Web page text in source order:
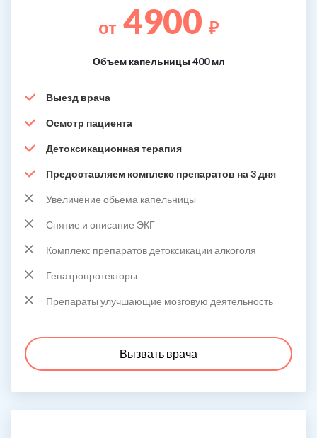
от 4900 ₽
Объем капельницы 400 мл
Выезд врача
Осмотр пациента
Детоксикационная терапия
Предоставляем комплекс препаратов на 3 дня
Увеличение обьема капельницы
Снятие и описание ЭКГ
Комплекс препаратов детоксикации алкоголя
Гепатропротекторы
Препараты улучшающие мозговую деятельность
Вызвать врача